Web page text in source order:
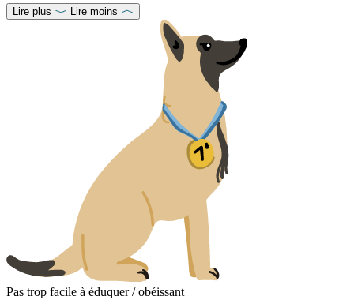
Lire plus Lire moins
Pas trop facile à éduquer / obéissant